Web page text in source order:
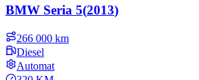
BMW Seria 5(2013)
266 000 km
Diesel
Automat